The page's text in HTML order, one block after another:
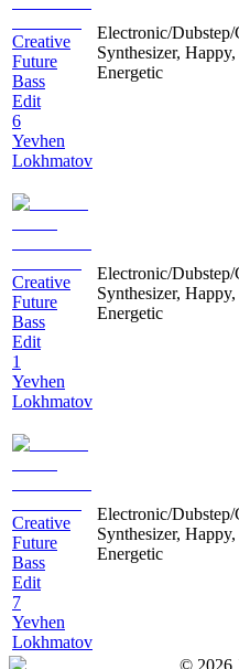
Creative
Future
Bass
Edit
6
Yevhen
Lokhmatov
Electronic/Dubstep/
Synthesizer, Happy,
Energetic
Creative
Future
Bass
Edit
1
Yevhen
Lokhmatov
Electronic/Dubstep/
Synthesizer, Happy,
Energetic
Creative
Future
Bass
Edit
7
Yevhen
Lokhmatov
Electronic/Dubstep/
Synthesizer, Happy,
Energetic
© 2026